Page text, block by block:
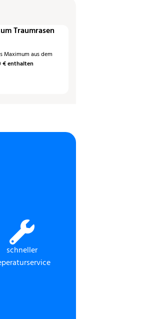
Traumrasen
Maximum aus dem
€ enthalten
schneller